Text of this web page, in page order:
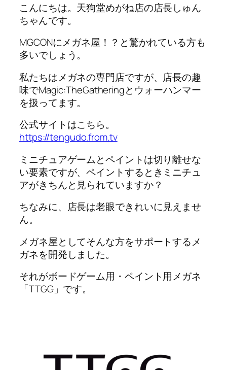
こんにちは。天狗堂めがね店の店長しゅん
ちゃんです。
MGCONにメガネ屋！？と驚かれている方も
多いでしょう。
私たちはメガネの専門店ですが、店長の趣
味でMagic:TheGatheringとウォーハンマー
を扱ってます。
公式サイトはこちら。
https://tengudo.from.tv
ミニチュアゲームとペイントは切り離せな
い要素ですが、ペイントするときミニチュ
アがきちんと見られていますか？
ちなみに、店長は老眼できれいに見えませ
ん。
メガネ屋としてそんな方をサポートするメ
ガネを開発しました。
それがボードゲーム用・ペイント用メガネ
「TTGG」です。